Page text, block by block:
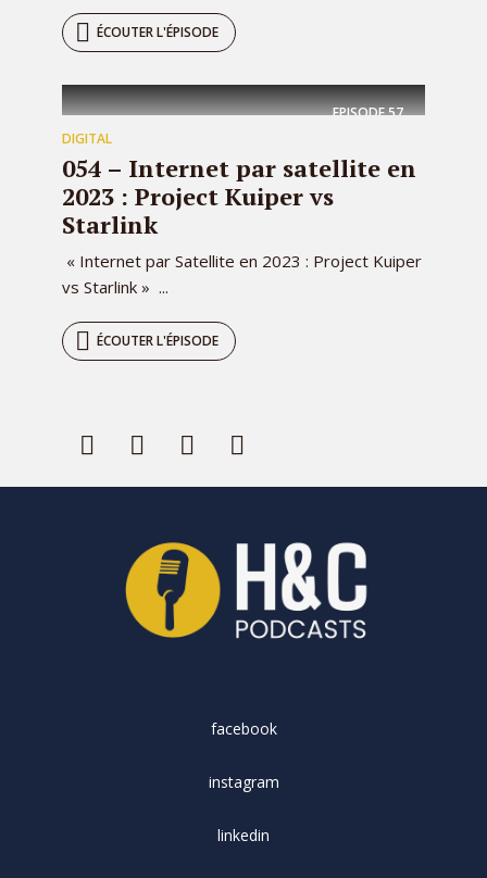
ÉCOUTER L'ÉPISODE
EPISODE57
DIGITAL
054 – Internet par satellite en
2023 : Project Kuiper vs
Starlink
« Internet par Satellite en 2023 : Project Kuiper
vs Starlink » ...
ÉCOUTER L'ÉPISODE
facebook
instagram
linkedin